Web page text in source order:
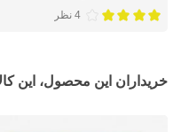
4 نظر
خریداران این محصول، این